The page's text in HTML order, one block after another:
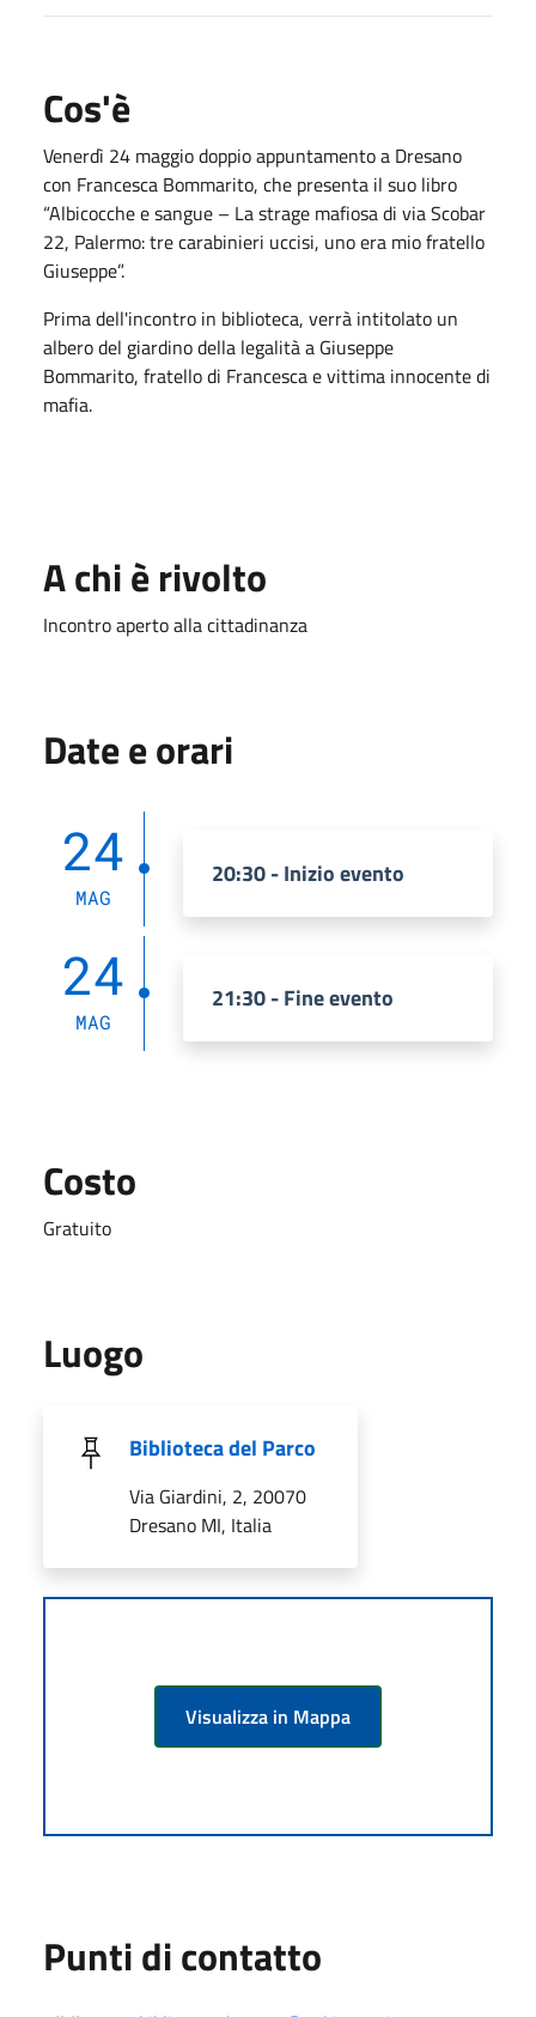
Cos'è
Venerdì 24 maggio doppio appuntamento a Dresano
con Francesca Bommarito, che presenta il suo libro
“Albicocche e sangue – La strage mafiosa di via Scobar
22, Palermo: tre carabinieri uccisi, uno era mio fratello
Giuseppe”.
Prima dell'incontro in biblioteca, verrà intitolato un
albero del giardino della legalità a Giuseppe
Bommarito, fratello di Francesca e vittima innocente di
mafia.
A chi è rivolto
Incontro aperto alla cittadinanza
Date e orari
24
MAG
20:30 - Inizio evento
24
MAG
21:30 - Fine evento
Costo
Gratuito
Luogo
Biblioteca del Parco
Via Giardini, 2, 20070
Dresano MI, Italia
Visualizza in Mappa
Punti di contatto